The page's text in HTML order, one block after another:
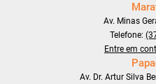
Av. Minas
Telefone:
Entre em
Av. Dr. Artur Silva